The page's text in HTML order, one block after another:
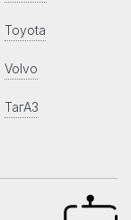
Toyota
Volvo
ТагАЗ